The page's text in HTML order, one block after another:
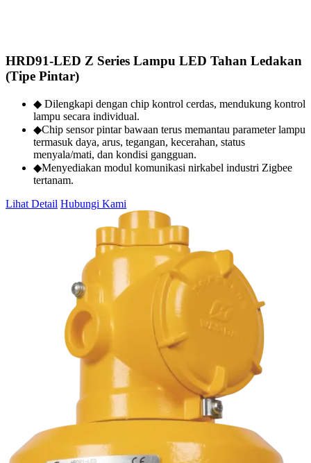
HRD91-LED Z Series Lampu LED Tahan Ledakan
(Tipe Pintar)
◆ Dilengkapi dengan chip kontrol cerdas, mendukung kontrol
lampu secara individual.
◆Chip sensor pintar bawaan terus memantau parameter lampu
termasuk daya, arus, tegangan, kecerahan, status
menyala/mati, dan kondisi gangguan.
◆Menyediakan modul komunikasi nirkabel industri Zigbee
tertanam.
Lihat Detail Hubungi Kami